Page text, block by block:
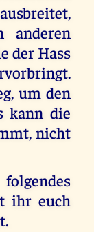
anderen
der Hass
um den
kann die
nicht
ihr euch